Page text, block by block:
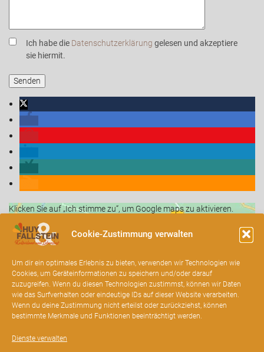
Cookie-Zustimmung verwalten
Um dir ein optimales Erlebnis zu bieten, verwenden wir Technologien wie
Cookies, um Geräteinformationen zu speichern und/oder darauf
zuzugreifen. Wenn du diesen Technologien zustimmst, können wir Daten
wie das Surfverhalten oder eindeutige IDs auf dieser Website verarbeiten.
Wenn du deine Zustimmung nicht erteilst oder zurückziehst, können
bestimmte Merkmale und Funktionen beeinträchtigt werden.
Dienste verwalten
Ich habe die Datenschutzerklärung gelesen und akzeptiere
sie hiermit.
Klicken Sie auf „Ich stimme zu“, um Google maps zu aktivieren.
Cookie-Richtlinie
Ich stimme zu